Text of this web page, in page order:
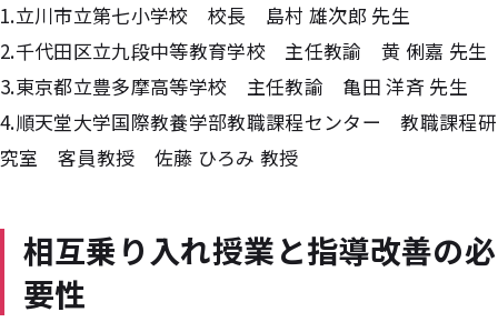
1.立川市立第七小学校 校長 島村 雄次郎 先生
2.千代田区立九段中等教育学校 主任教諭 黄 俐嘉 先生
3.東京都立豊多摩高等学校 主任教諭 亀田 洋斉 先生
4.順天堂大学国際教養学部教職課程センター 教職課程研
究室 客員教授 佐藤 ひろみ 教授
相互乗り入れ授業と指導改善の必
要性